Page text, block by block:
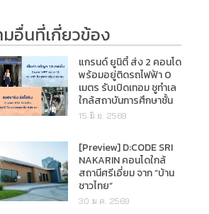
อื่นที่เกี่ยวข้อง
แกรนด์ ยูนิตี้ ส่ง 2 คอนโด
พร้อมอยู่ติดรถไฟฟ้า 0
เมตร รับเปิดเทอม ชูทำเล
ใกล้สถาบันการศึกษาชั้น
นำ
15 มิ.ย. 2569
[Preview] D:CODE SRI
NAKARIN คอนโดใกล้
สถานีศรีเอี่ยม จาก “บ้าน
ชาวไทย”
30 ม.ค. 2569